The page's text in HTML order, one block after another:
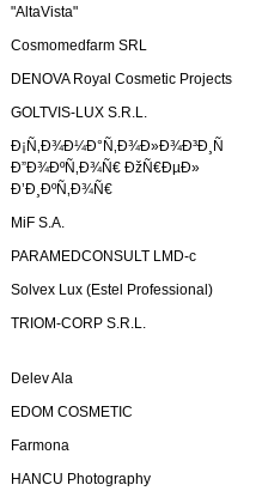
"AltaVista"
Cosmomedfarm SRL
DENOVA Royal Cosmetic Projects
GOLTVIS-LUX S.R.L.
Ð¡Ñ‚Ð¾Ð¼Ð°Ñ‚Ð¾Ð»Ð¾Ð³Ð¸Ñ
Ð”Ð¾ÐºÑ‚Ð¾Ñ€ ÐžÑ€ÐµÐ»
Ð’Ð¸ÐºÑ‚Ð¾Ñ€
MiF S.A.
PARAMEDCONSULT LMD-c
Solvex Lux (Estel Professional)
TRIOM-CORP S.R.L.
Delev Ala
EDOM COSMETIC
Farmona
HANCU Photography